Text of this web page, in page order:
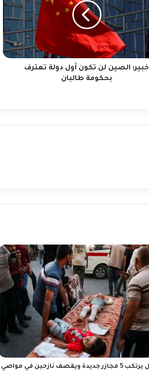
خبير: الصين لن تكون أول دولة تعترف
بحكومة طالبان
الاحتلال يرتكب 5 مجازر جديدة ويقصف نازحين في مواصي